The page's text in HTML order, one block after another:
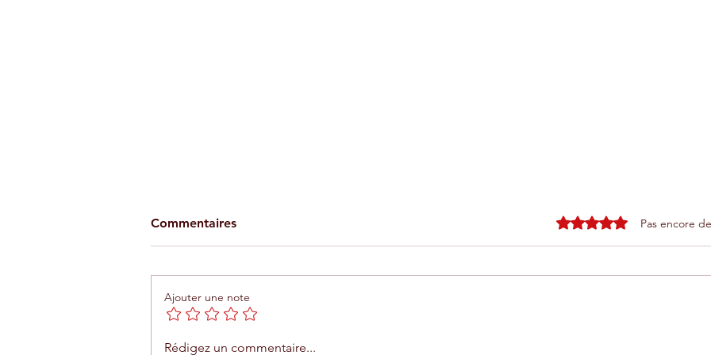
Agadir : le Trambus entrera
Commentaires Noté 0 étoile sur 5.
Pas encore
Ajouter une note
Rédigez un commentaire...